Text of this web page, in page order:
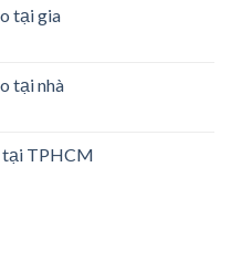
tại gia
tại nhà
tại TPHCM